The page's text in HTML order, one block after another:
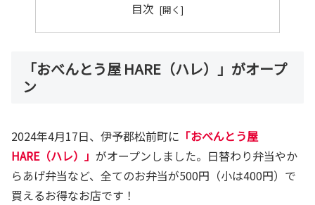
目次
「おべんとう屋 HARE（ハレ）」がオープ
ン
2024年4月17日、伊予郡松前町に 「おべんとう屋
HARE（ハレ）」 がオープンしました。日替わり弁当やか
らあげ弁当など、全てのお弁当が500円（小は400円）で
買えるお得なお店です！